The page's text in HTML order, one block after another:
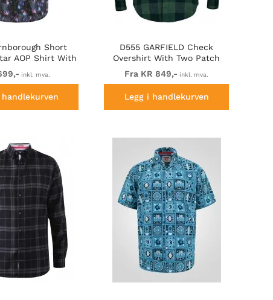
Short
AOP Shirt With
Down Black
inkl. mva.
handlekurven
D555 GARFIELD Check
Overshirt With Two Patch
Pockets & Button Down
Collar Navy
Fra KR 849,- inkl. mva.
Legg i handlekurven